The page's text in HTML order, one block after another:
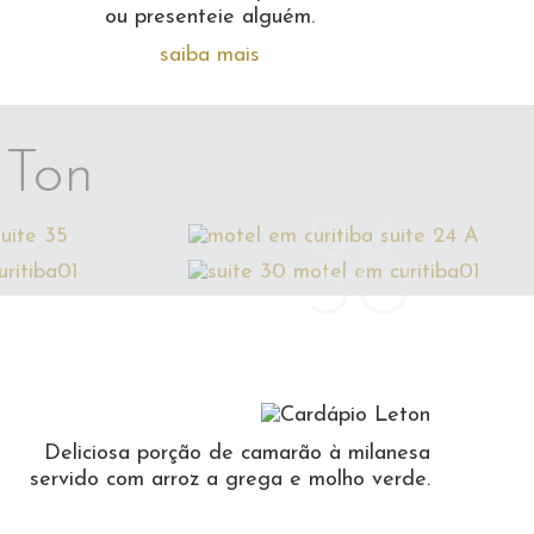
ou presenteie alguém.
saiba mais
24
30
Deliciosa porção de camarão à milanesa
servido com arroz a grega e molho verde.